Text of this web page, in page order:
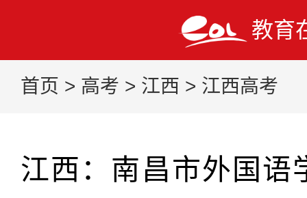
教育
首页 > 高考 > 江西 > 江西高考
江西：南昌市外国语